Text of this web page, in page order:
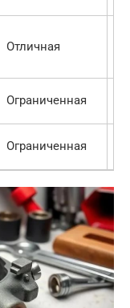
Отличная
Ограниченная
Ограниченная